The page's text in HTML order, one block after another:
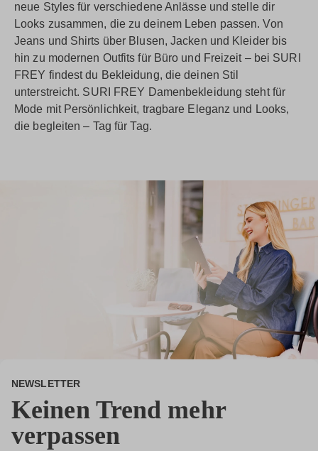
neue Styles für verschiedene Anlässe und stelle dir
Looks zusammen, die zu deinem Leben passen. Von
Jeans und Shirts über Blusen, Jacken und Kleider bis
hin zu modernen Outfits für Büro und Freizeit – bei SURI
FREY findest du Bekleidung, die deinen Stil
unterstreicht. SURI FREY Damenbekleidung steht für
Mode mit Persönlichkeit, tragbare Eleganz und Looks,
die begleiten – Tag für Tag.
NEWSLETTER
Keinen Trend mehr
verpassen